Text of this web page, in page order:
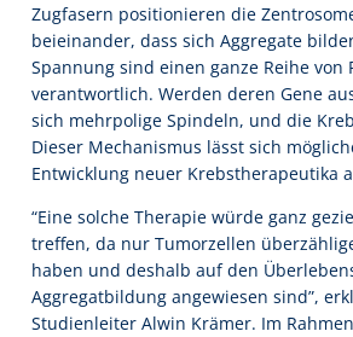
Zugfasern positionieren die
beieinander, dass sich Aggregate
Spannung sind einen ganze Reihe von
verantwortlich. Werden deren Gene
sich mehrpolige Spindeln, und die
Dieser Mechanismus lässt sich
Entwicklung neuer Krebstherapeutika
“Eine solche Therapie würde ganz
treffen, da nur Tumorzellen
haben und deshalb auf den
Aggregatbildung angewiesen sind”,
Studienleiter Alwin Krämer. Im